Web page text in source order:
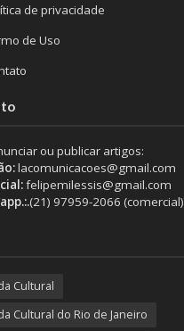
de privacidade
de Uso
ou publicar artigos:
lacomunicacoes@gmail.com
felipemilessis@gmail.com
(21) 97959-2066 (comercial)
Cultural
Cultural do Rio de Janeiro